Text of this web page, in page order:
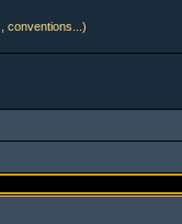
conventions...)